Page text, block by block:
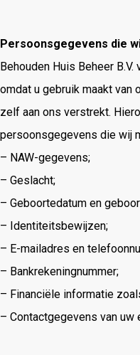
Persoonsgegevens die
Behouden Huis Beheer
omdat u gebruik maakt
zelf aan ons verstrekt.
persoonsgegevens die wij
– NAW-gegevens;
– Geslacht;
– Geboortedatum en
– Identiteitsbewijzen;
– E-mailadres en
– Bankrekeningnummer;
– Financiële informatie
– Contactgegevens van uw